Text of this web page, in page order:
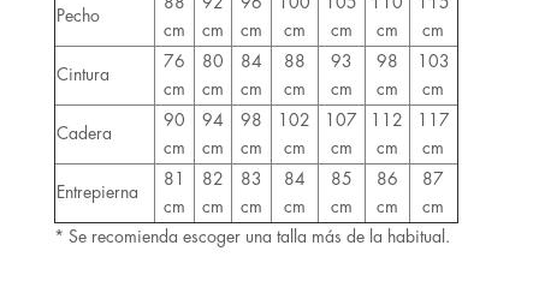
Pecho
cm
cm
cm
cm
cm
cm
cm
Cintura
76
cm
80
cm
84
cm
88
cm
93
cm
98
cm
103
cm
Cadera
90
cm
94
cm
98
cm
102
cm
107
cm
112
cm
117
cm
Entrepierna
81
cm
82
cm
83
cm
84
cm
85
cm
86
cm
87
cm
* Se recomienda escoger una talla más de la habitual.